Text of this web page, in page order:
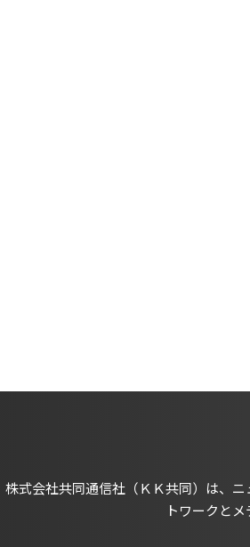
株式会社共同通信社（ＫＫ共同）は、
トワークと